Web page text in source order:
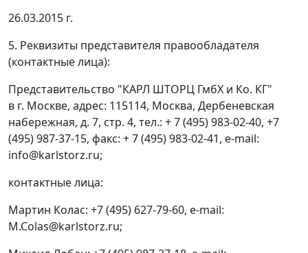
26.03.2015 г.
5. Реквизиты представителя правообладателя
(контактные лица):
Представительство "КАРЛ ШТОРЦ ГмбХ и Ко. КГ"
в г. Москве, адрес: 115114, Москва, Дербеневская
набережная, д. 7, стр. 4, тел.: + 7 (495) 983-02-40, +7
(495) 987-37-15, факс: + 7 (495) 983-02-41, e-mail:
info@karlstorz.ru;
контактные лица:
Мартин Колас: +7 (495) 627-79-60, e-mail:
M.Colas@karlstorz.ru;